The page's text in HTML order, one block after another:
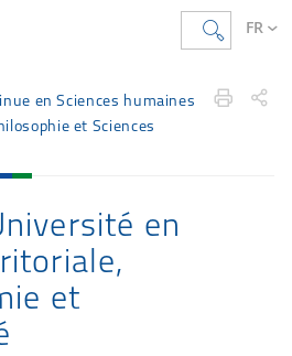
FR
en Sciences humaines
et Sciences
en
et